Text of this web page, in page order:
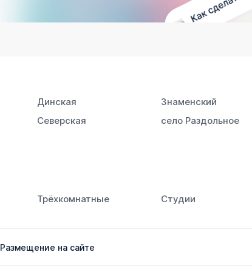
Динская Знаменский
Северская село Раздольное
Трёхкомнатные Студии
Размещение на сайте